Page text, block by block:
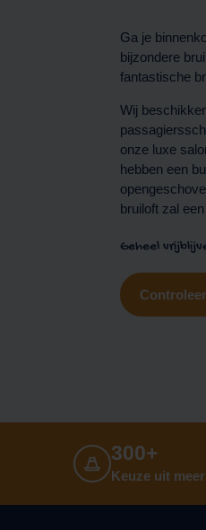
Ga je
bijzondere
fantastische
Wij
onze luxe
hebben een
bruiloft zal
Geheel
300+
Keuze uit